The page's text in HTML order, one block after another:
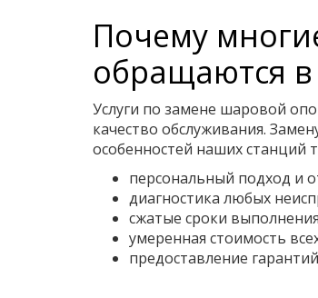
Почему
обращаются в
Услуги по замене шаровой
качество обслуживания.
особенностей наших станций
персональный подход и
диагностика любых
сжатые сроки
умеренная стоимость
предоставление